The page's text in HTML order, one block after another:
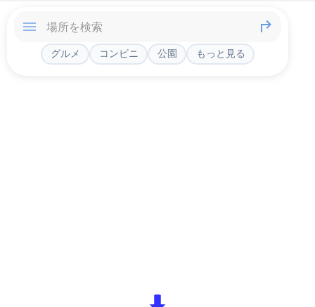
グルメ コンビニ 公園 もっと見る